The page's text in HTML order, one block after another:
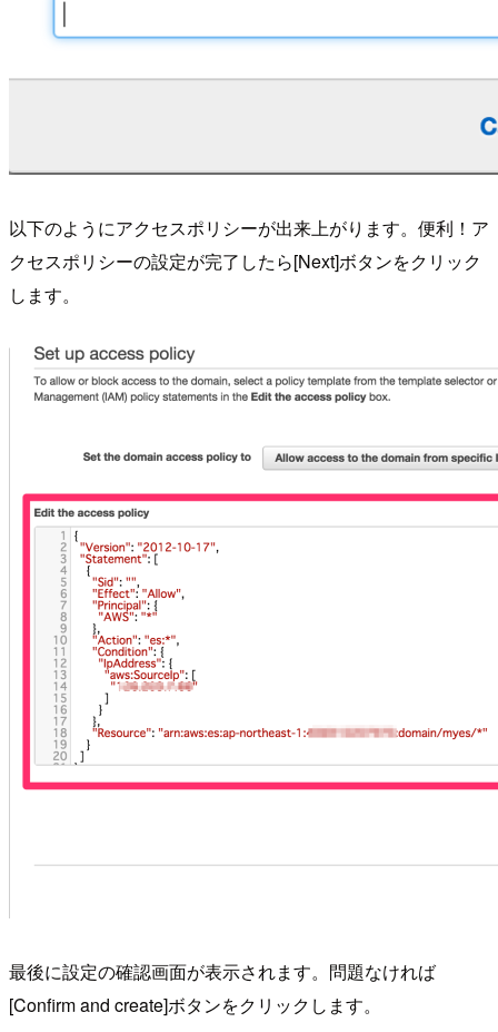
以下のようにアクセスポリシーが出来上がります。便利！ア
クセスポリシーの設定が完了したら[Next]ボタンをクリック
します。
最後に設定の確認画面が表示されます。問題なければ
[Confirm and create]ボタンをクリックします。